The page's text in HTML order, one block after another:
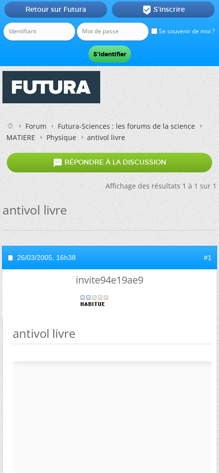
Se souvenir de moi ?
Retour sur Futura  S'inscrire
Forum
Futura-Sciences : les forums de la science
MATIERE
Physique antivol livre
 RÉPONDRE À LA DISCUSSION
Affichage des résultats 1 à 1 sur 1
antivol livre
26/03/2005, 16h38 #1
invite94e19ae9
antivol livre